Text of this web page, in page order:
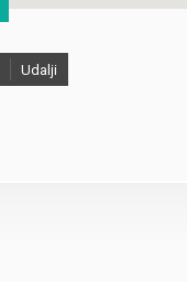
Udalji